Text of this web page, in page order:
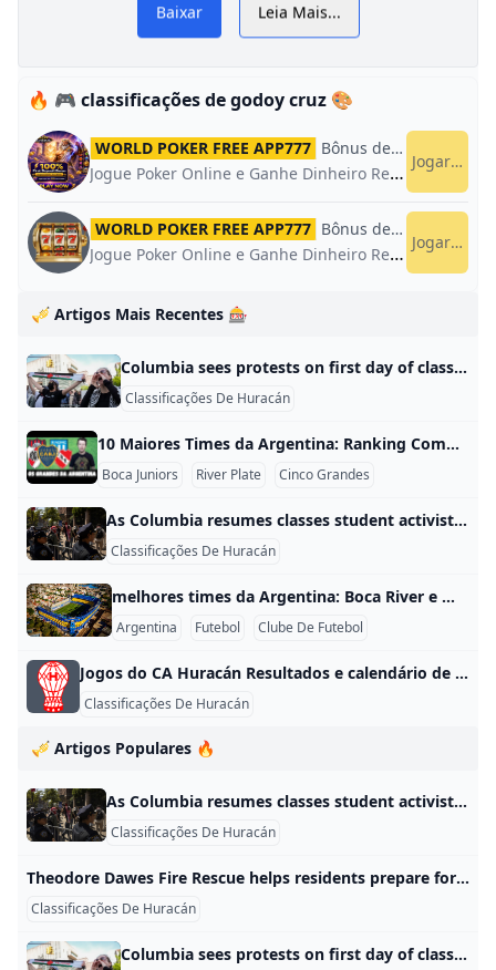
🔥 🎮 classificações de godoy cruz 🎨
WORLD POKER FREE APP777 Bônus de boas-vindas
Jogue Poker Online e Ganhe Dinheiro Real. Jogar
🎺 Artigos Mais Recentes 🎰
Classificações De Huracán
10 Maiores Times da Argentina: Ranking Completo dos Gigantes do Futebol 10 Nhóm Câu Lện Lớn Nhất Nước Argentina Futebol argentino là một trong những nền bóng đá mạnh nhất thế giới, với lịch sử hào hùng và những câu lạc bộ đầy truyền thống. Dưới đây là danh sách 10 nhóm câu lạc bộ lớn nhất Argentina, được xếp hạng dựa trên số lượng danh hiệu, sức ảnh hưởng và lịch sử phát triển. 1. Boca Juniors – 74 danh hiệu Boca Juniors là câu lạc bộ thành công nhất Argentina với tổng cộng 74 danh hiệu.
Boca Juniors River Plate Cinco Grandes
Classificações De Huracán
melhores times da Argentina: Boca River e mais clubes icônicos Đáp án cải tiến cho bài viết blog bằng tiếng Việt, dễ đọc và đầy dữ liệu, theo định dạng SEO với tiêu đề cấp h2 và h3 theo thứ tự. 1. Boca Juniors — biểu tượng và thành tích vượt trội Boca Juniors là một trong những câu lạc bộ nổi tiếng nhất Argentina, có sân nhà La Bombonera ở Buenos Aires và lượng người hâm mộ khổng lồ. Thành tích quốc nội của họ gồm nhiều chức vô địch Primera División, đồng thời họ đã vô địch Copa Libertadores nhiều lần, với những trận đấu kinh điển mang tính biểu tượng.
Argentina Futebol Clube De Futebol
Classificações De Huracán
🎺 Artigos Populares 🔥
Classificações De Huracán
Classificações De Huracán
Columbia sees protests on first day of classes as other schools investigate prepare As students across the U.S. return to college campuses for the fall semester, administrators are still working out how to handle pro-Palestinian protestors.
Classificações De Huracán
Huracán Resultados vídeos e estatísticas - ESPN (BR) Acesse ESPN (BR) para resultados ao vivo, vídeos e notícias do Huracán. Encontre a classificação e o cronograma completo da temporada de 2024. Seguir 9-7-2 2° no Liga Profissional da Argentina Argentina avançou com projeto inovador que permitirá aos torcedores fazerem investimentos diretos em jogadores para seus clubes- 16d ESPN.com.br Liga Profissional da Argentina 4Partidas17Assistências02Partidas16Assistências02Partidas16Assistências2 Liga Profissional da Argentina